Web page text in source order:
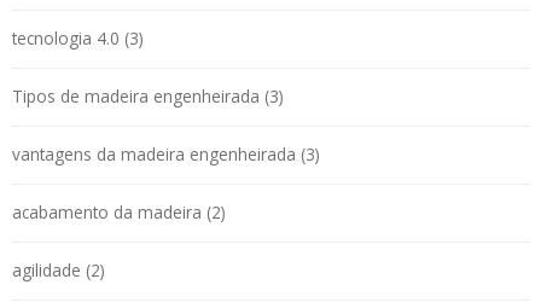
tecnologia 4.0 (3)
Tipos de madeira engenheirada (3)
vantagens da madeira engenheirada (3)
acabamento da madeira (2)
agilidade (2)